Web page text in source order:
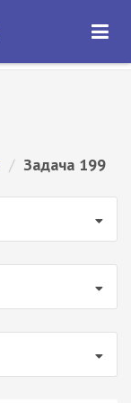
ОТКРЫТЬ
/ Задача 199